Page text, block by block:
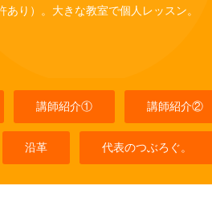
り）。大きな教室で個人レッスン。
講師紹介① 講師紹介②
沿革 代表のつぶろぐ。